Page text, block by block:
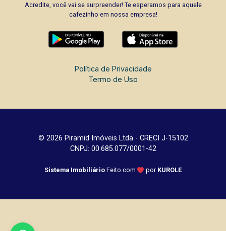
Acredite, você vai se surpreender! Te esperamos para aquele
cafezinho em nossa empresa!
Política de Privacidade
Termo de Uso
© 2026 Piramid Imóveis Ltda - CRECI J-15102
CNPJ: 00.685.077/0001-42
Sistema Imobiliário Feito com por KUROLE